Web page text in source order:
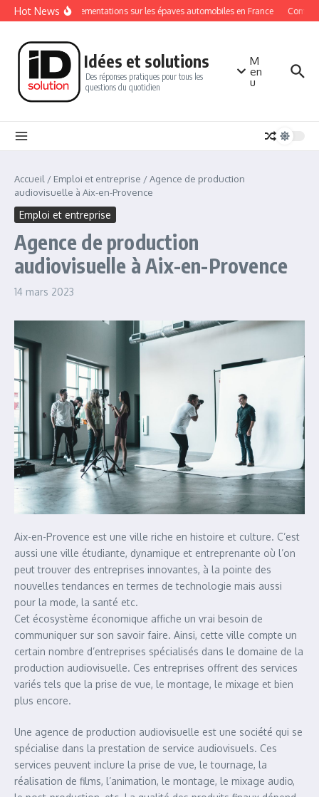
Aller au contenu
Hot NewsLes réglementations sur les épaves automobiles en France
Idées et solutions
Des réponses pratiques pour tous les
questions du quotidien
M
en
u
Accueil / Emploi et entreprise /Agence de production
audiovisuelle à Aix-en-Provence
Emploi et entreprise
Agence de production
audiovisuelle à Aix-en-Provence
14 mars 2023
Aix-en-Provence est une ville riche en histoire et culture. C’est
aussi une ville étudiante, dynamique et entreprenante où l’on
peut trouver des entreprises innovantes, à la pointe des
nouvelles tendances en termes de technologie mais aussi
pour la mode, la santé etc.
Cet écosystème économique affiche un vrai besoin de
communiquer sur son savoir faire. Ainsi, cette ville compte un
certain nombre d’entreprises spécialisés dans le domaine de la
production audiovisuelle. Ces entreprises offrent des services
variés tels que la prise de vue, le montage, le mixage et bien
plus encore.
Une agence de production audiovisuelle est une société qui se
spécialise dans la prestation de service audiovisuels. Ces
services peuvent inclure la prise de vue, le tournage, la
réalisation de films, l’animation, le montage, le mixage audio,